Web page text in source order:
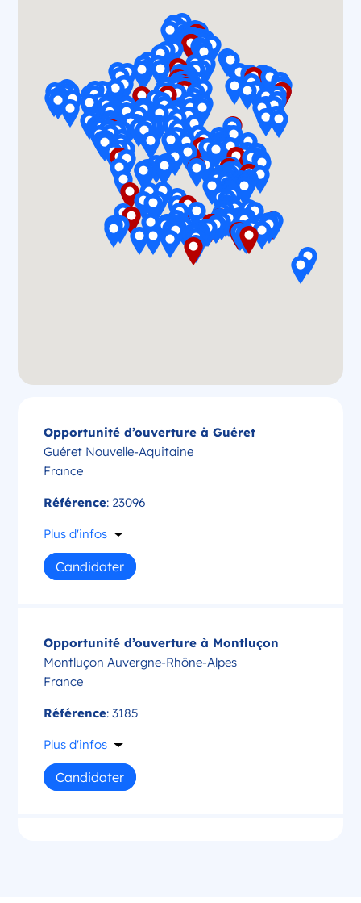
Opportunité d’ouverture à Guéret
Guéret Nouvelle-Aquitaine
France
Référence: 23096
Plus d'infos
Candidater
Opportunité d’ouverture à Montluçon
Montluçon Auvergne-Rhône-Alpes
France
Référence: 3185
Plus d'infos
Candidater